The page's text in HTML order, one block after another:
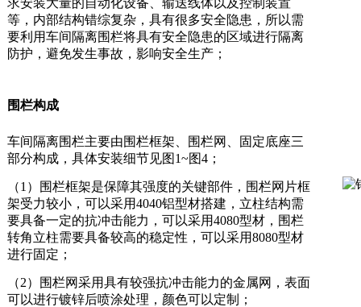
等，内部结构错综复杂，具有很多安全隐患，所以需
要利用车间隔离围栏将具有安全隐患的区域进行隔离
防护，避免发生事故，影响安全生产；
围栏构成
车间隔离围栏主要由围栏框架、围栏网、固定底座三
部分构成，具体安装细节见图1~图4；
（1）围栏框架是保障其强度的关键部件，围栏网片框
架受力较小，可以采用4040铝型材搭建，立柱结构需
要具备一定的抗冲击能力，可以采用4080型材，围栏
转角立柱需要具备较高的稳定性，可以采用8080型材
进行固定；
（2）围栏网采用具有较强抗冲击能力的金属网，表面
可以进行镀锌后喷涂处理，颜色可以定制；